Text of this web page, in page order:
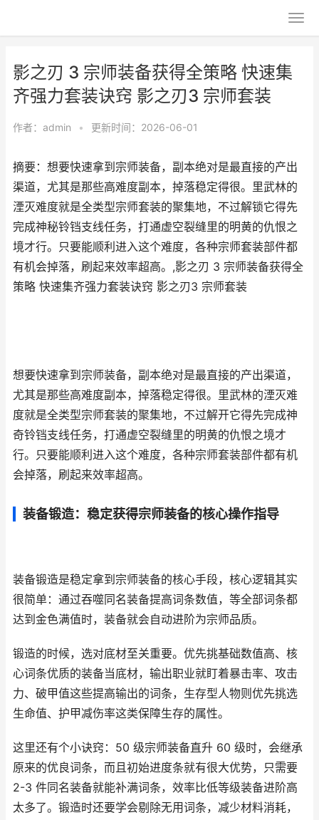
影之刃 3 宗师装备获得全策略 快速集
齐强力套装诀窍 影之刃3 宗师套装
作者： admin • 更新时间：2026-06-01
摘要：想要快速拿到宗师装备，副本绝对是最直接的产出
渠道，尤其是那些高难度副本，掉落稳定得很。里武林的
湮灭难度就是全类型宗师套装的聚集地，不过解锁它得先
完成神秘铃铛支线任务，打通虚空裂缝里的明黄的仇恨之
境才行。只要能顺利进入这个难度，各种宗师套装部件都
有机会掉落，刷起来效率超高。,影之刃 3 宗师装备获得全
策略 快速集齐强力套装诀窍 影之刃3 宗师套装
想要快速拿到宗师装备，副本绝对是最直接的产出渠道，
尤其是那些高难度副本，掉落稳定得很。里武林的湮灭难
度就是全类型宗师套装的聚集地，不过解开它得先完成神
奇铃铛支线任务，打通虚空裂缝里的明黄的仇恨之境才
行。只要能顺利进入这个难度，各种宗师套装部件都有机
会掉落，刷起来效率超高。
装备锻造：稳定获得宗师装备的核心操作指导
装备锻造是稳定拿到宗师装备的核心手段，核心逻辑其实
很简单：通过吞噬同名装备提高词条数值，等全部词条都
达到金色满值时，装备就会自动进阶为宗师品质。
锻造的时候，选对底材至关重要。优先挑基础数值高、核
心词条优质的装备当底材，输出职业就盯着暴击率、攻击
力、破甲值这些提高输出的词条，生存型人物则优先挑选
生命值、护甲减伤率这类保障生存的属性。
这里还有个小诀窍：50 级宗师装备直升 60 级时，会继承
原来的优良词条，而且初始进度条就有很大优势，只需要
2-3 件同名装备就能补满词条，效率比低等级装备进阶高
太多了。锻造时还要学会剔除无用词条，减少材料消耗，